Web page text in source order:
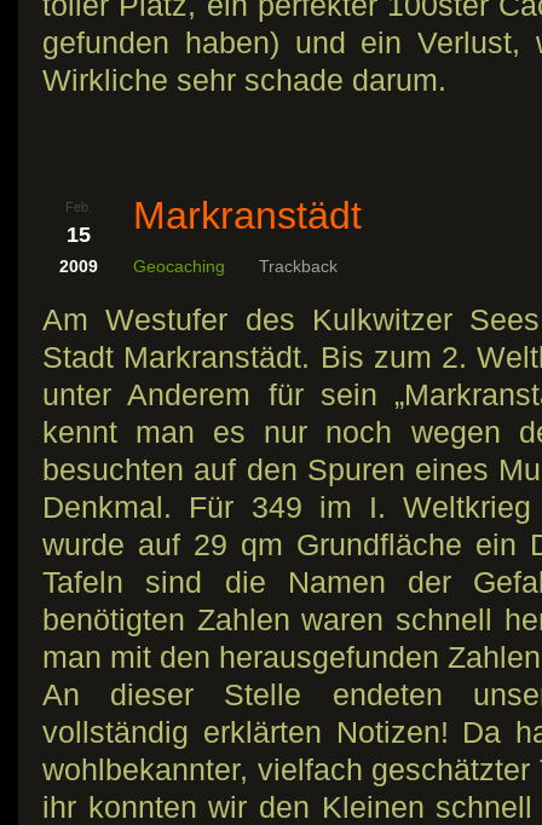
gefunden haben) und ein Verlust,
Wirkliche sehr schade darum.
Feb.
15
2009
Markranstädt
Geocaching Trackback
Am Westufer des Kulkwitzer
Stadt Markranstädt. Bis zum 2.
unter Anderem für sein
kennt man es nur noch wegen
besuchten auf den Spuren eines
Denkmal. Für 349 im I. Weltkrieg
wurde auf 29 qm Grundfläche ein
Tafeln sind die Namen der
benötigten Zahlen waren schnell
man mit den herausgefunden
An dieser Stelle endeten
vollständig erklärten Notizen! Da
wohlbekannter, vielfach
ihr konnten wir den Kleinen